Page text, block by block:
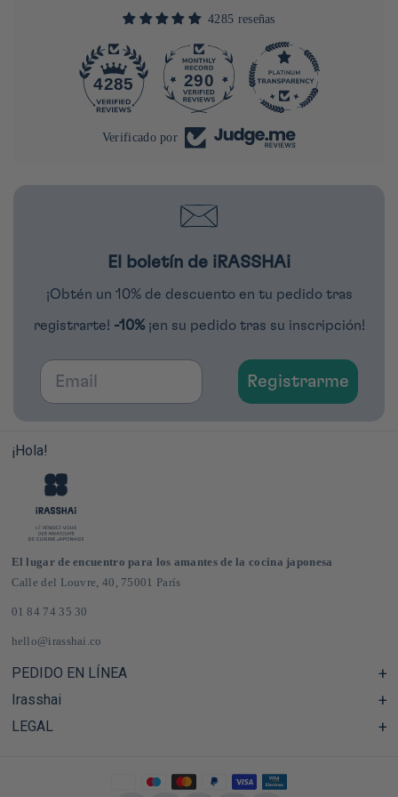
4285 reseñas
4285 290
Verificado por
El boletín de iRASSHAi
¡Obtén un 10% de descuento en tu pedido tras
registrarte! -10% ¡en su pedido tras su inscripción!
Email
Registrarme
¡Hola!
El lugar de encuentro para los amantes de la cocina japonesa
Calle del Louvre, 40, 75001 París
01 84 74 35 30
hello@irasshai.co
PEDIDO EN LÍNEA
Centro de ayuda y preguntas frecuentes
Envíos y gastos de envío en Francia y Europa
Irasshai
Horario de la sede de la calle del Louvre, 40, París
LEGAL